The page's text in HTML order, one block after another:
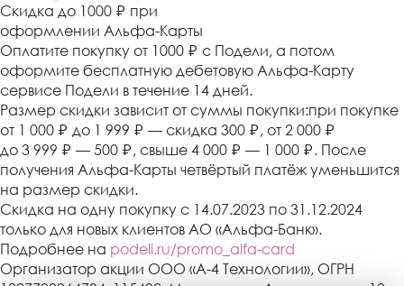
Cкидка до 1000 ₽ при
оформлении Альфа-Карты
Оплатите покупку от 1000 ₽ с Подели, а потом
оформите бесплатную дебетовую Альфа-Карту
сервисе Подели в течение 14 дней.
Размер скидки зависит от суммы покупки:при покупке
от 1 000 ₽ до 1 999 ₽ — скидка 300 ₽ , от 2 000 ₽
до 3 999 ₽ — 500 ₽ , свыше 4 000 ₽ — 1 000 ₽. После
получения Альфа-Карты четвёртый платёж уменьшится
на размер скидки.
Скидка на одну покупку с 14.07.2023 по 31.12.2024
только для новых клиентов АО «Альфа-Банк».
Подробнее на podeli.ru/promo_alfa-card
Организатор акции ООО «А-4 Технологии», ОГРН